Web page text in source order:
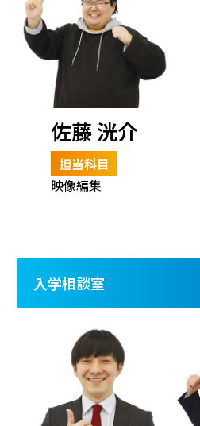
佐藤 洸介
担当科目
映像編集
入学相談室